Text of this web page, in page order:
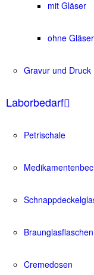
mit Gläser
ohne Gläser
Gravur und Druck
Laborbedarf
Petrischale
Braunglasflaschen
Cremedosen